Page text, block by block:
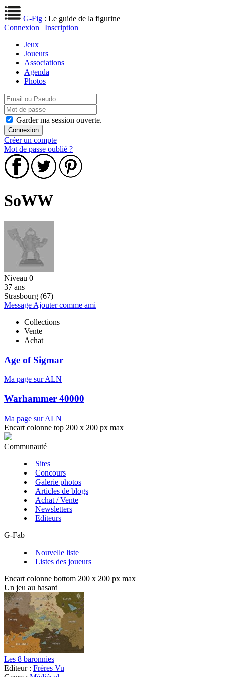
G-Fig : Le guide de la figurine
Connexion | Inscription
Jeux
Joueurs
Associations
Agenda
Photos
Garder ma session ouverte.
Créer un compte
Mot de passe oublié ?
SoWW
Niveau 0
37 ans
Strasbourg (67)
Message Ajouter comme ami
Collections
Vente
Achat
Age of Sigmar
Ma page sur ALN
Warhammer 40000
Ma page sur ALN
Encart colonne top 200 x 200 px max
Communauté
Sites
Concours
Galerie photos
Articles de blogs
Achat / Vente
Newsletters
Editeurs
G-Fab
Nouvelle liste
Listes des joueurs
Encart colonne bottom 200 x 200 px max
Un jeu au hasard
Les 8 baronnies
Editeur : Frères Vu